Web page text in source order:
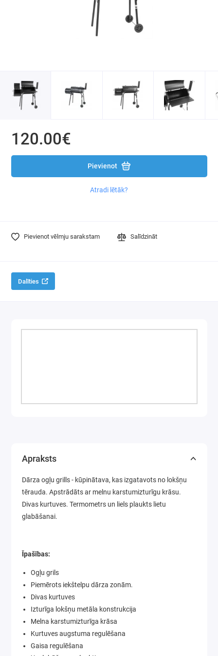
Siltumnīcas un plēves
Mangali / Grilli / Katli
Dārza šļūtenes un smidzinātāji
Ēnojošie (masķēšanās) tīkli / pārsegumi
balkoniem / žogiem / terasēm
Līdzekļi pret kaitēkļiem: putniem / grauzējiem /
120.00€
Pievienot
Atradi lētāk?
Pievienot vēlmju sarakstam Salīdzināt
Dalīties
Apraksts
Dārza ogļu grills - kūpinātava, kas izgatavots no lokšņu
tērauda. Apstrādāts ar melnu karstumizturīgu krāsu.
Divas kurtuves. Termometrs un liels plaukts lietu
glabāšanai.
Īpašības:
Ogļu grils
Piemērots iekštelpu dārza zonām.
Divas kurtuves
Izturīga lokšņu metāla konstrukcija
Melna karstumizturīga krāsa
Kurtuves augstuma regulēšana
Gaisa regulēšana